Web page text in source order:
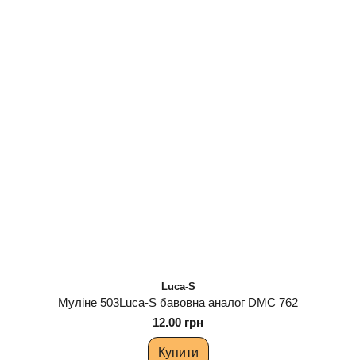
Luca-S
Муліне 503Luca-S бавовна аналог DMC 762
12.00 грн
Купити